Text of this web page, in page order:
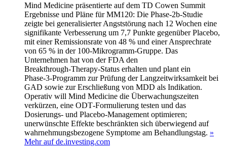
Mind Medicine präsentierte auf dem TD Cowen Summit
Ergebnisse und Pläne für MM120: Die Phase‑2b‑Studie
zeigte bei generalisierter Angststörung nach 12 Wochen eine
signifikante Verbesserung um 7,7 Punkte gegenüber Placebo,
mit einer Remissionsrate von 48 % und einer Ansprechrate
von 65 % in der 100‑Mikrogramm‑Gruppe. Das
Unternehmen hat von der FDA den
Breakthrough‑Therapy‑Status erhalten und plant ein
Phase‑3‑Programm zur Prüfung der Langzeitwirksamkeit bei
GAD sowie zur Erschließung von MDD als Indikation.
Operativ will Mind Medicine die Überwachungszeiten
verkürzen, eine ODT‑Formulierung testen und das
Dosierungs‑ und Placebo‑Management optimieren;
unerwünschte Effekte beschränkten sich überwiegend auf
wahrnehmungsbezogene Symptome am Behandlungstag. »
Mehr auf de.investing.com